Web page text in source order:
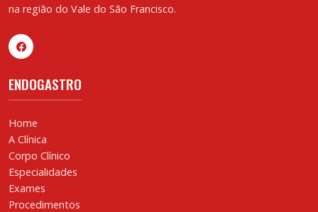
na região do Vale do São Francisco.
ENDOGASTRO
Home
A Clínica
Corpo Clínico
Especialidades
Exames
Procedimentos